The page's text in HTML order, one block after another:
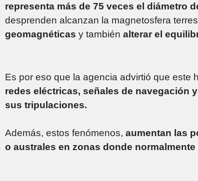
representa más de 75 veces el diámetro
desprenden alcanzan la magnetosfera
geomagnéticas y también alterar el
Es por eso que la agencia advirtió que este
redes eléctricas, señales de navegación
sus tripulaciones.
Además, estos fenómenos, aumentan las
o australes en zonas donde